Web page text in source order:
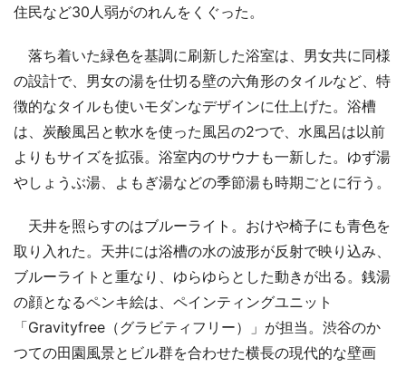
住民など30人弱がのれんをくぐった。
落ち着いた緑色を基調に刷新した浴室は、男女共に同様
の設計で、男女の湯を仕切る壁の六角形のタイルなど、特
徴的なタイルも使いモダンなデザインに仕上げた。浴槽
は、炭酸風呂と軟水を使った風呂の2つで、水風呂は以前
よりもサイズを拡張。浴室内のサウナも一新した。ゆず湯
やしょうぶ湯、よもぎ湯などの季節湯も時期ごとに行う。
天井を照らすのはブルーライト。おけや椅子にも青色を
取り入れた。天井には浴槽の水の波形が反射で映り込み、
ブルーライトと重なり、ゆらゆらとした動きが出る。銭湯
の顔となるペンキ絵は、ペインティングユニット
「Gravityfree（グラビティフリー）」が担当。渋谷のか
つての田園風景とビル群を合わせた横長の現代的な壁画